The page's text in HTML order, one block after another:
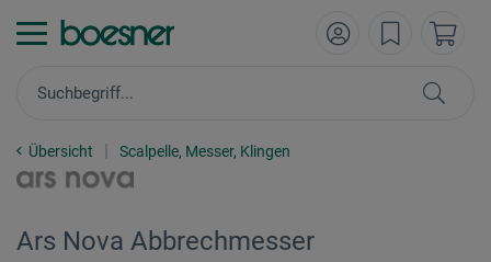
Übersicht Scalpelle, Messer, Klingen
Ars Nova Abbrechmesser